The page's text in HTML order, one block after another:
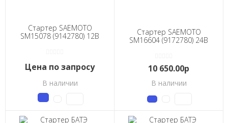
Стартер SAEMOTO
SM15078 (9142780) 12В
Цена по запросу
В наличии
Стартер SAEMOTO
SM16604 (9172780) 24В
10 650.00р
В наличии